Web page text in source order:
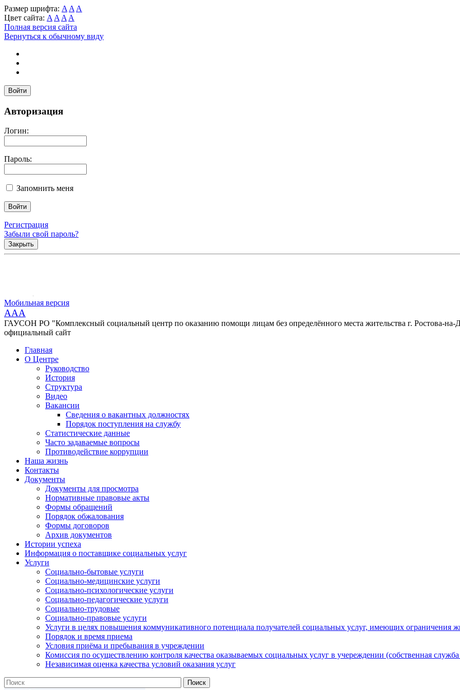
Размер шрифта: A A A
Цвет сайта: A A A A
Полная версия сайта
Вернуться к обычному виду
Войти
Авторизация
Логин:
Пароль:
Запомнить меня
Регистрация
Забыли свой пароль?
Закрыть
Мобильная версия
AAA
ГАУСОН РО "Комплексный социальный центр по оказанию помощи лицам без определённого места жительства г. Ростова-на-
официальный сайт
Главная
О Центре
Руководство
История
Структура
Видео
Вакансии
Сведения о вакантных должностях
Порядок поступления на службу
Статистические данные
Часто задаваемые вопросы
Противодействие коррупции
Наша жизнь
Контакты
Документы
Документы для просмотра
Нормативные правовые акты
Формы обращений
Порядок обжалования
Формы договоров
Архив документов
Истории успеха
Информация о поставщике социальных услуг
Услуги
Социально-бытовые услуги
Социально-медицинские услуги
Социально-психологические услуги
Социально-педагогические услуги
Социально-трудовые
Социально-правовые услуги
Услуги в целях повышения коммуникативного потенциала получателей социальных услуг, имеющих ограничения
Порядок и время приема
Условия приёма и пребывания в учреждении
Комиссия по осуществлению контроля качества оказываемых социальных услуг в учереждении (собственная
Независимая оценка качества условий оказания услуг